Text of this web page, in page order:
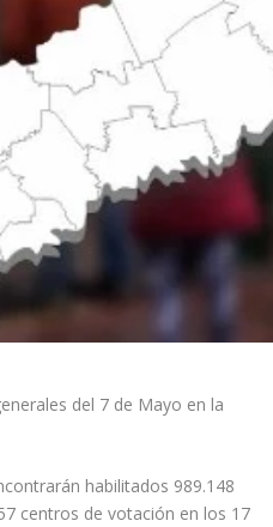
del 7 de Mayo en la
habilitados 989.148
centros de votación en los 17